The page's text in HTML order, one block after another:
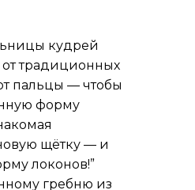
кудрей
традиционных
пальцы — чтобы
форму
щётку — и
локонов!”
гребню из